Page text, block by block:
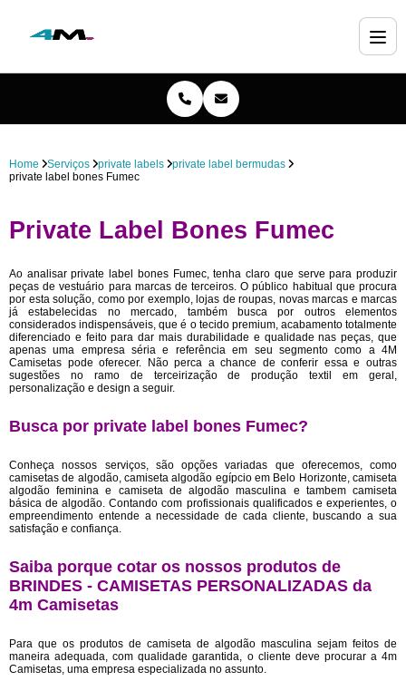
Home Serviços private labels
private label bermudas
private label bones Fumec
Private Label Bones Fumec
Ao analisar private label bones Fumec, tenha claro que serve para produzir
peças de vestuário para marcas de terceiros. O público habitual que procura
por esta solução, como por exemplo, lojas de roupas, novas marcas e marcas
já estabelecidas no mercado, também busca por outros elementos
considerados indispensáveis, que é o tecido premium, acabamento totalmente
diferenciado e feito para dar mais durabilidade e qualidade nas peças, que
apenas uma empresa séria e referência em seu segmento como a 4M
Camisetas pode oferecer. Não perca a chance de conferir essa e outras
sugestões no ramo de terceirização de produção textil em geral,
personalização e design a seguir.
Busca por private label bones Fumec?
Conheça nossos serviços, são opções variadas que oferecemos, como
camisetas de algodão, camiseta algodão egípcio em Belo Horizonte, camiseta
algodão feminina e camiseta de algodão masculina e tambem camiseta
básica de algodão. Contando com profissionais qualificados e experientes, o
empreendimento entende a necessidade de cada cliente, buscando a sua
satisfação e confiança.
Saiba porque cotar os nossos produtos de
BRINDES - CAMISETAS PERSONALIZADAS da
4m Camisetas
Para que os produtos de camiseta de algodão masculina sejam feitos de
maneira adequada, com qualidade garantida, o cliente deve procurar a 4m
Camisetas, uma empresa especializada no assunto.